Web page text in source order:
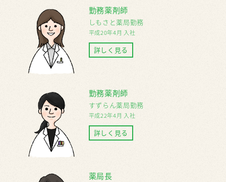
勤務薬剤師
しもさと薬局勤務
平成20年4月 入社
詳しく見る
勤務薬剤師
すずらん薬局勤務
平成22年4月 入社
詳しく見る
薬局長